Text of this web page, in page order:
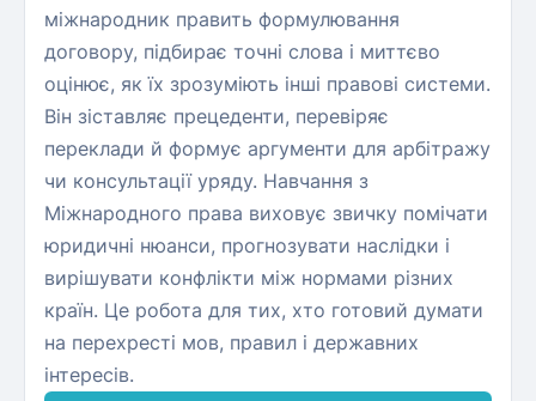
міжнародник править формулювання
договору, підбирає точні слова і миттєво
оцінює, як їх зрозуміють інші правові системи.
Він зіставляє прецеденти, перевіряє
переклади й формує аргументи для арбітражу
чи консультації уряду. Навчання з
Міжнародного права виховує звичку помічати
юридичні нюанси, прогнозувати наслідки і
вирішувати конфлікти між нормами різних
країн. Це робота для тих, хто готовий думати
на перехресті мов, правил і державних
інтересів.